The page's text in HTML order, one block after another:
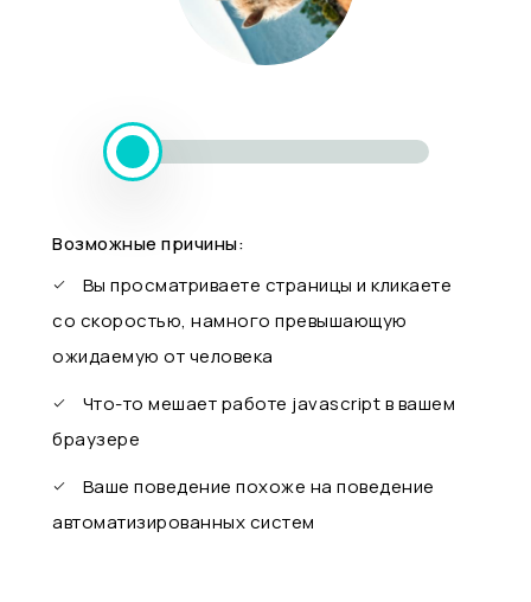
Возможные причины:
Вы просматриваете страницы и кликаете
со скоростью, намного превышающую
ожидаемую от человека
Что-то мешает работе javascript в вашем
браузере
Ваше поведение похоже на поведение
автоматизированных систем